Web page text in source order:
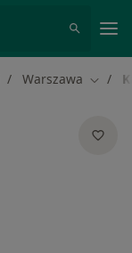
Warszawa Zmień